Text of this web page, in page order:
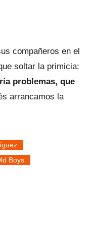
compañeros en el
soltar la primicia:
problemas, que
arrancamos la
Boys